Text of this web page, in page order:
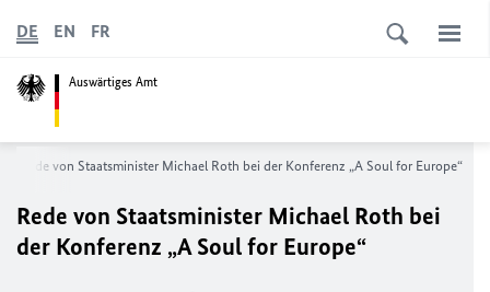
Auswärtiges Amt
DE EN FR
Rede von Staatsminister Michael Roth bei der Konferenz „A Soul for Europe“
Rede von Staatsminister Michael Roth bei
der Konferenz „A Soul for Europe“